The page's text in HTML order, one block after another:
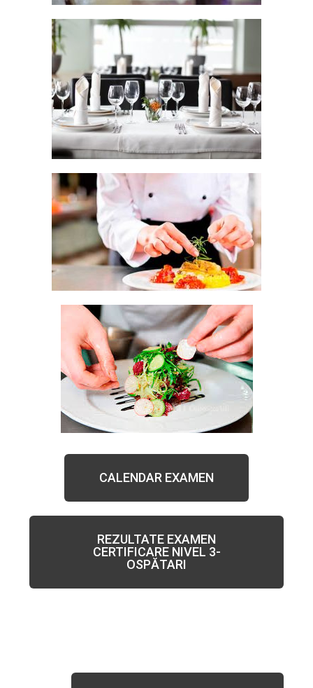
CALENDAR EXAMEN
REZULTATE EXAMEN
CERTIFICARE NIVEL 3-
OSPĂTARI